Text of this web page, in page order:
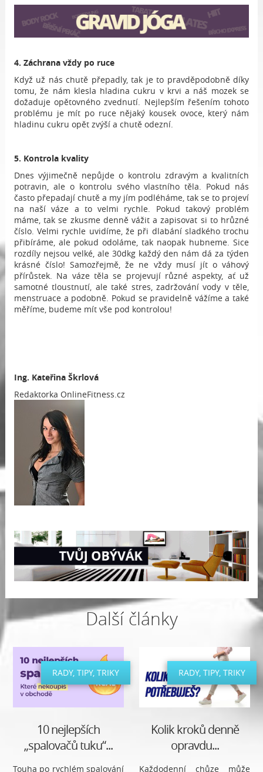
4. Záchrana vždy po ruce
Když už nás chutě přepadly, tak je to pravděpodobně díky
tomu, že nám klesla hladina cukru v krvi a náš mozek se
dožaduje opětovného zvednutí. Nejlepším řešením tohoto
problému je mít po ruce nějaký kousek ovoce, který nám
hladinu cukru opět zvýší a chutě odezní.
5. Kontrola kvality
Dnes výjimečně nepůjde o kontrolu zdravým a kvalitních
potravin, ale o kontrolu svého vlastního těla. Pokud nás
často přepadají chutě a my jím podléháme, tak se to projeví
na naší váze a to velmi rychle. Pokud takový problém
máme, tak se zkusme denně vážit a zapisovat si to hrůzné
číslo. Velmi rychle uvidíme, že při dlabání sladkého trochu
přibíráme, ale pokud odoláme, tak naopak hubneme. Sice
rozdíly nejsou velké, ale 30dkg každý den nám dá za týden
krásné číslo! Samozřejmě, že ne vždy musí jít o váhový
přírůstek. Na váze těla se projevují různé aspekty, ať už
samotné tloustnutí, ale také stres, zadržování vody v těle,
menstruace a podobně. Pokud se pravidelně vážíme a také
měříme, budeme mít vše pod kontrolou!
Ing. Kateřina Škrlová
Redaktorka OnlineFitness.cz
Další články
RADY, TIPY, TRIKY
10 nejlepších
„spalovačů tuku“...
Touha po rychlém spalování
RADY, TIPY, TRIKY
Kolik kroků denně
opravdu...
Každodenní chůze může